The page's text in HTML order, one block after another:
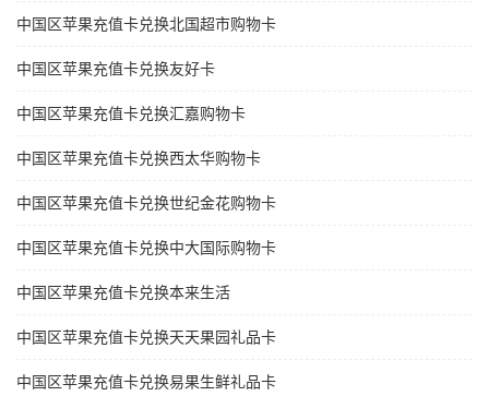
中国区苹果充值卡兑换北国超市购物卡
中国区苹果充值卡兑换友好卡
中国区苹果充值卡兑换汇嘉购物卡
中国区苹果充值卡兑换西太华购物卡
中国区苹果充值卡兑换世纪金花购物卡
中国区苹果充值卡兑换中大国际购物卡
中国区苹果充值卡兑换本来生活
中国区苹果充值卡兑换天天果园礼品卡
中国区苹果充值卡兑换易果生鲜礼品卡